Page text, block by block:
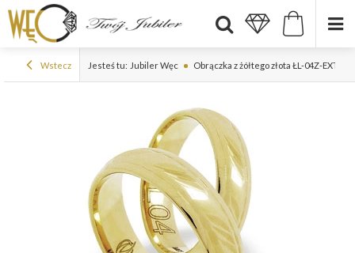
Wstecz Jesteś tu: Jubiler Węc Obrączka z żółtego złota ŁL-04Z-EXTRA